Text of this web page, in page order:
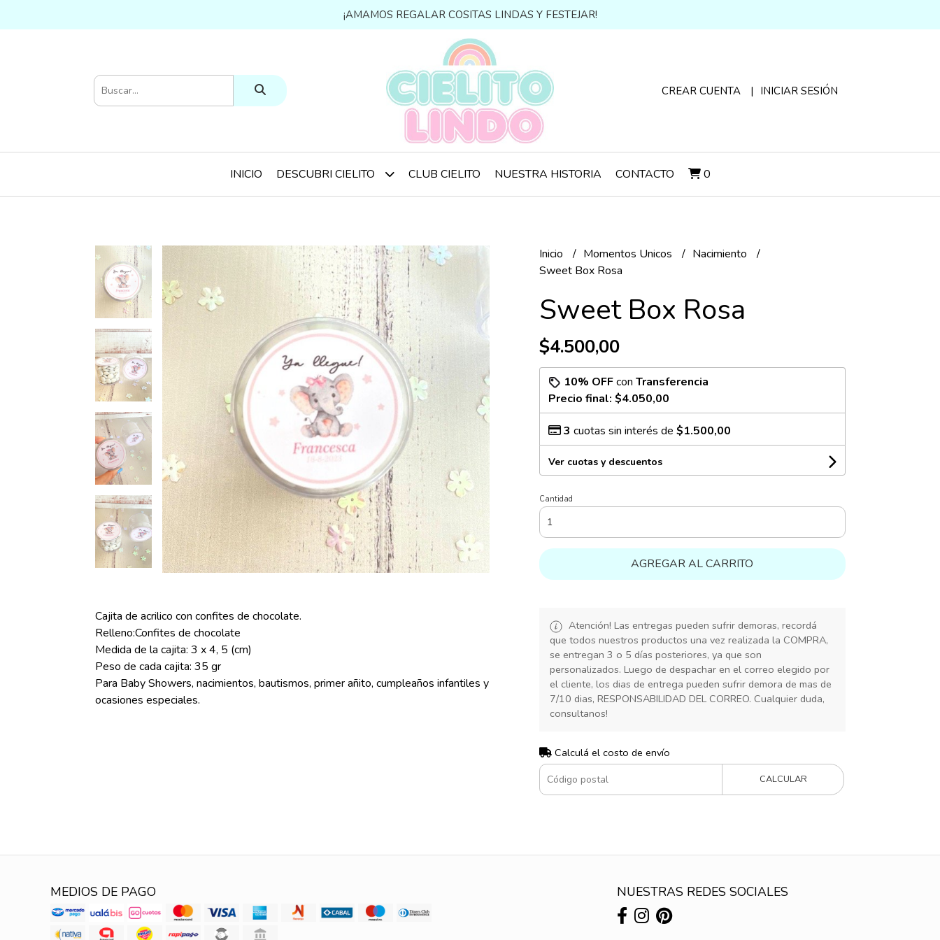
¡AMAMOS REGALAR COSITAS LINDAS Y FESTEJAR!
CREAR CUENTA INICIAR SESIÓN
INICIO DESCUBRI CIELITO CLUB CIELITO NUESTRA HISTORIA CONTACTO 0
Cajita de acrilico con confites de chocolate.
Relleno:Confites de chocolate
Medida de la cajita: 3 x 4, 5 (cm)
Peso de cada cajita: 35 gr
Para Baby Showers, nacimientos, bautismos, primer añito, cumpleaños infantiles y
ocasiones especiales.
Inicio Momentos Unicos
Nacimiento
Sweet Box Rosa
Sweet Box Rosa
$4.500,00
10% OFFcon Transferencia
Precio final: $4.050,00
3 cuotas sin interés de $1.500,00
Ver cuotas y descuentos
Cantidad
AGREGAR AL CARRITO
Atención! Las entregas pueden sufrir demoras, recordá
que todos nuestros productos una vez realizada la COMPRA,
se entregan 3 o 5 días posteriores, ya que son
personalizados. Luego de despachar en el correo elegido por
el cliente, los dias de entrega pueden sufrir demora de mas de
7/10 dias, RESPONSABILIDAD DEL CORREO. Cualquier duda,
consultanos!
Calculá el costo de envío
CALCULAR
MEDIOS DE PAGO NUESTRAS REDES SOCIALES